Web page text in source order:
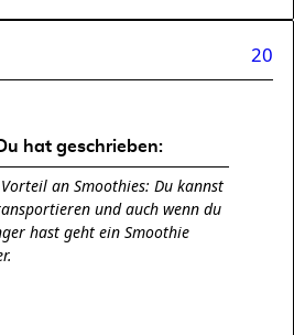
20
hat geschrieben:
an Smoothies: Du kannst
und auch wenn du
hast geht ein Smoothie